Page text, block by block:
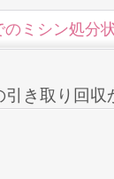
ミシン処分
き取り回収